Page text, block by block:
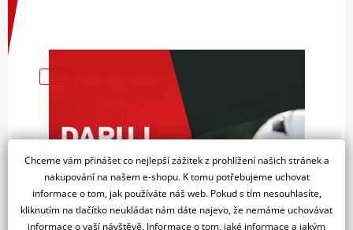
Chceme vám přinášet co nejlepší zážitek z prohlížení našich stránek a
nakupování na našem e-shopu. K tomu potřebujeme uchovat
informace o tom, jak používáte náš web. Pokud s tím nesouhlasíte,
kliknutím na tlačítko neukládat nám dáte najevo, že nemáme uchovávat
informace o vaší návštěvě. Informace o tom, jaké informace a jakým